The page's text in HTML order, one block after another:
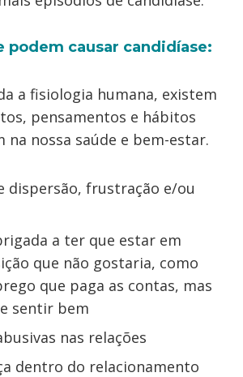
podem causar candidíase:
a fisiologia humana, existem
pensamentos e hábitos
nossa saúde e bem-estar.
dispersão, frustração e/ou
a ter que estar em
que não gostaria, como
que paga as contas, mas
sentir bem
nas relações
dentro do relacionamento